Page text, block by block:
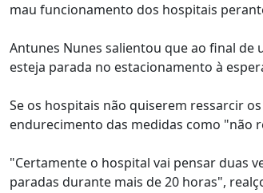
mau funcionamento dos hospitais
Antunes Nunes salientou que ao final de
esteja parada no estacionamento à
Se os hospitais não quiserem ressarcir
endurecimento das medidas como "não
"Certamente o hospital vai pensar duas
paradas durante mais de 20 horas",